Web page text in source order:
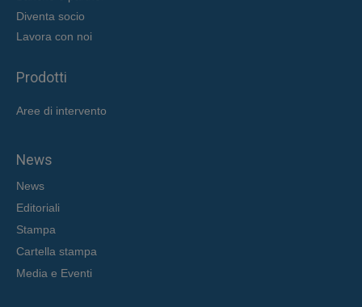
Diventa socio
Lavora con noi
Prodotti
Aree di intervento
News
News
Editoriali
Stampa
Cartella stampa
Media e Eventi